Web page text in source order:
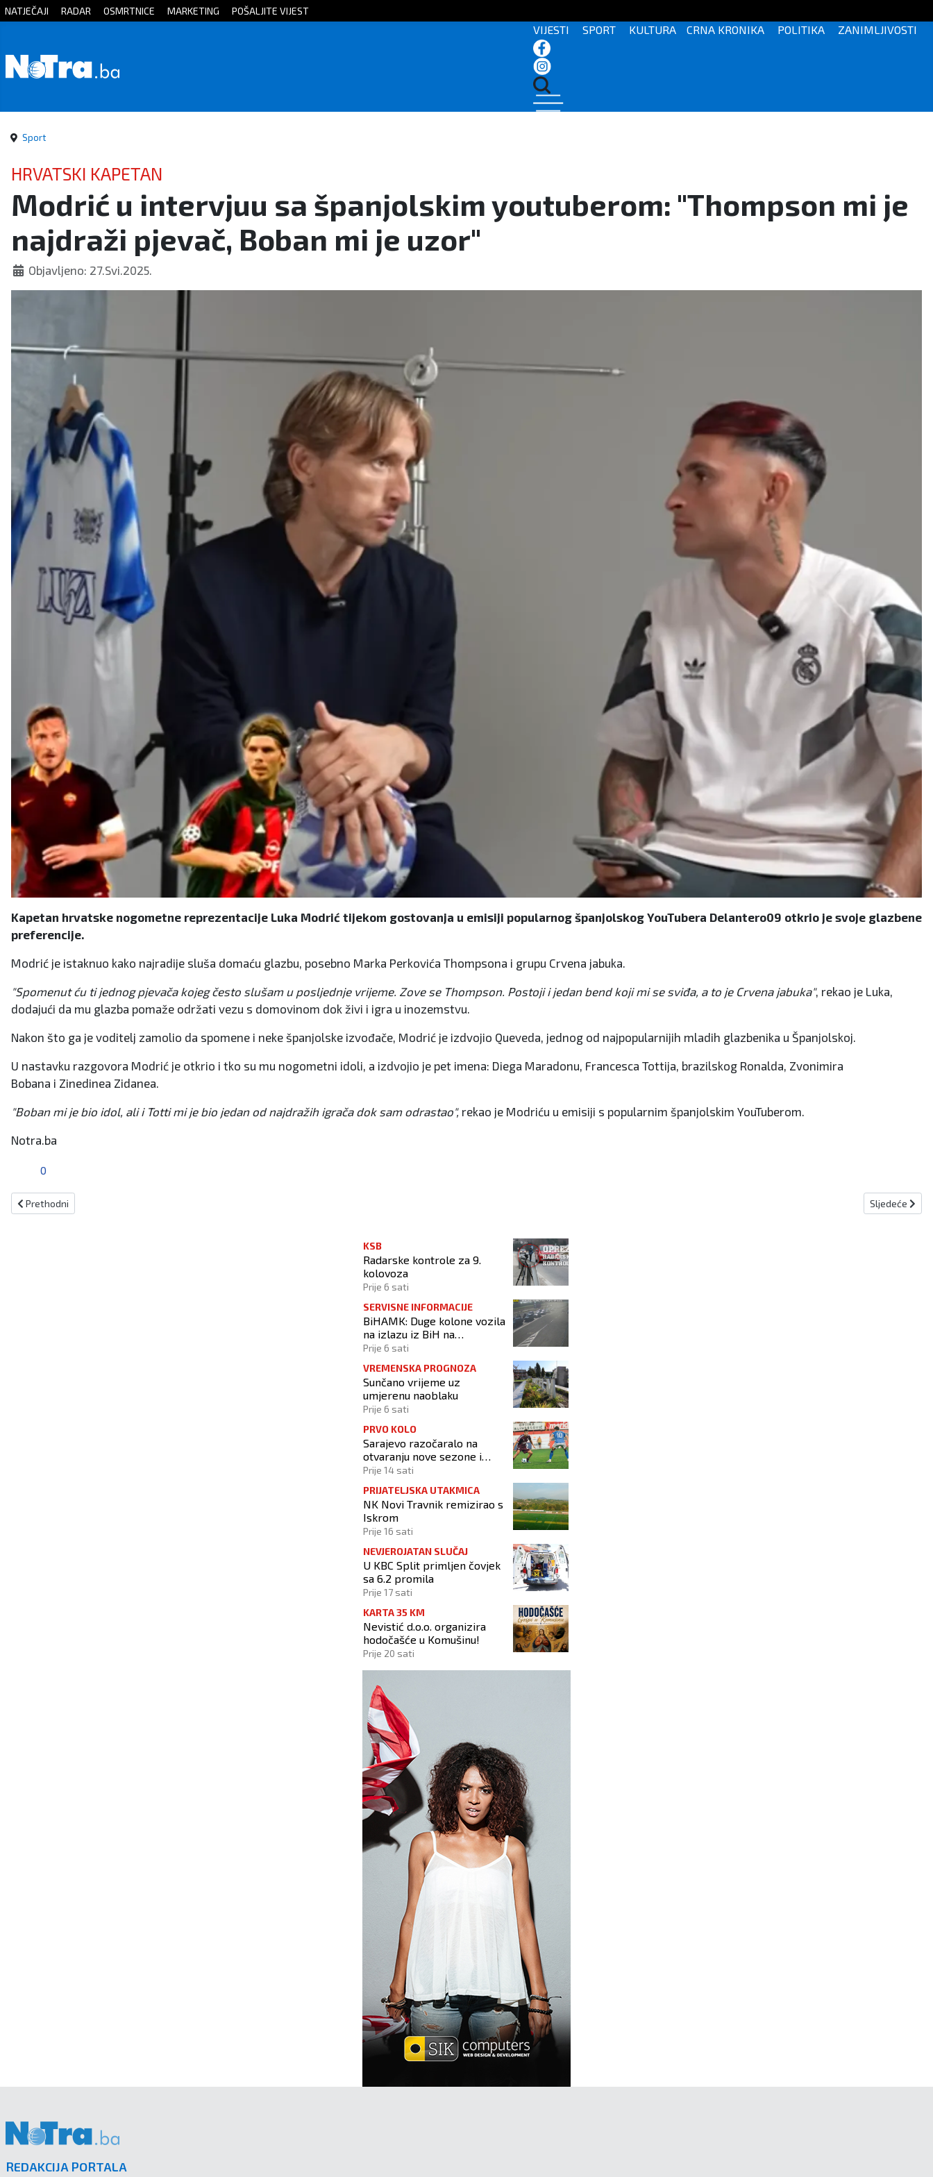
Početna
Sport
Kultura
Crna
kronika
Politika
NATJEČAJI RADAR OSMRTNICE MARKETING POŠALJITE VIJEST
VIJESTI SPORT KULTURA CRNA KRONIKA POLITIKA ZANIMLJIVOSTI
Sport
HRVATSKI KAPETAN
Modrić u intervjuu sa španjolskim youtuberom: "Thompson mi je
najdraži pjevač, Boban mi je uzor"
Objavljeno: 27.Svi.2025.
Kapetan hrvatske nogometne reprezentacije Luka Modrić tijekom gostovanja u emisiji popularnog španjolskog YouTubera Delantero09 otkrio je svoje glazbene
preferencije.
Modrić je istaknuo kako najradije sluša domaću glazbu, posebno Marka Perkovića Thompsona i grupu Crvena jabuka.
"Spomenut ću ti jednog pjevača kojeg često slušam u posljednje vrijeme. Zove se Thompson. Postoji i jedan bend koji mi se sviđa, a to je Crvena jabuka", rekao je Luka,
dodajući da mu glazba pomaže održati vezu s domovinom dok živi i igra u inozemstvu.
Nakon što ga je voditelj zamolio da spomene i neke španjolske izvođače, Modrić je izdvojio Queveda, jednog od najpopularnijih mladih glazbenika u Španjolskoj.
U nastavku razgovora Modrić je otkrio i tko su mu nogometni idoli, a izdvojio je pet imena: Diega Maradonu, Francesca Tottija, brazilskog Ronalda, Zvonimira
Bobana i Zinedinea Zidanea.
"Boban mi je bio idol, ali i Totti mi je bio jedan od najdražih igrača dok sam odrastao", rekao je Modriću u emisiji s popularnim španjolskim YouTuberom.
Notra.ba
0
Prethodni članak: Bosna i Igokea za titulu, prvi meč finala večeras u Sarajevu
Prethodni Sljedeći
Sljedeće
KSB
Radarske kontrole za 9.
kolovoza
Prije 6 sati
SERVISNE INFORMACIJE
BiHAMK: Duge kolone vozila
na izlazu iz BiH na
graničnim prijelazima!
Prije 6 sati
VREMENSKA PROGNOZA
Sunčano vrijeme uz
umjerenu naoblaku
Prije 6 sati
PRVO KOLO
Sarajevo razočaralo na
otvaranju nove sezone i
osvojilo samo bod u
Prije 14 sati
PRIJATELJSKA UTAKMICA
NK Novi Travnik remizirao s
Iskrom
Prije 16 sati
NEVJEROJATAN SLUČAJ
U KBC Split primljen čovjek
sa 6.2 promila
Prije 17 sati
KARTA 35 KM
Nevistić d.o.o. organizira
hodočašće u Komušinu!
Prije 20 sati
REDAKCIJA PORTALA